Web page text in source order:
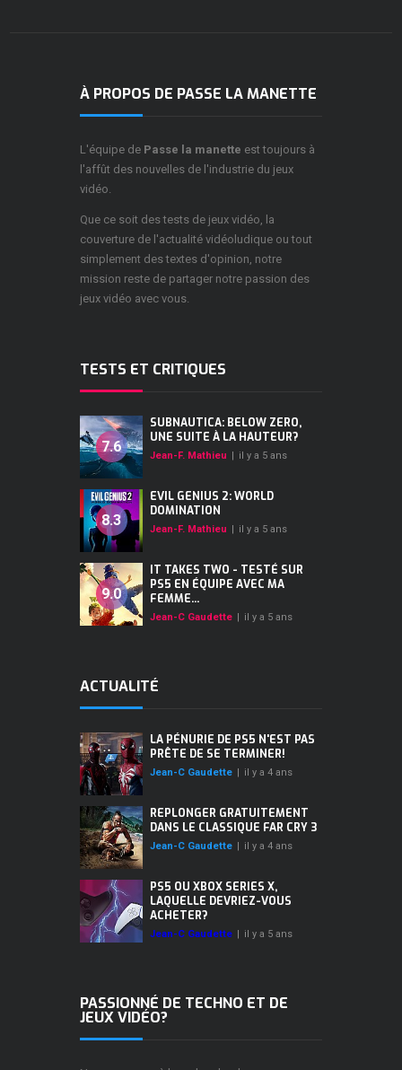
À PROPOS DE PASSE LA MANETTE
L'équipe de Passe la manette est toujours à
l'affût des nouvelles de l'industrie du jeux
vidéo.
Que ce soit des tests de jeux vidéo, la
couverture de l'actualité vidéoludique ou tout
simplement des textes d'opinion, notre
mission reste de partager notre passion des
jeux vidéo avec vous.
TESTS ET CRITIQUES
7.6
SUBNAUTICA: BELOW ZERO,
UNE SUITE À LA HAUTEUR?
Jean-F. Mathieu | il y a 5 ans
8.3
EVIL GENIUS 2: WORLD
DOMINATION
Jean-F. Mathieu | il y a 5 ans
9.0
IT TAKES TWO - TESTÉ SUR
PS5 EN ÉQUIPE AVEC MA
FEMME...
Jean-C Gaudette | il y a 5 ans
ACTUALITÉ
LA PÉNURIE DE PS5 N'EST PAS
PRÊTE DE SE TERMINER!
Jean-C Gaudette | il y a 4 ans
REPLONGER GRATUITEMENT
DANS LE CLASSIQUE FAR CRY 3
Jean-C Gaudette | il y a 4 ans
PS5 OU XBOX SERIES X,
LAQUELLE DEVRIEZ-VOUS
ACHETER?
Jean-C Gaudette | il y a 5 ans
PASSIONNÉ DE TECHNO ET DE
JEUX VIDÉO?